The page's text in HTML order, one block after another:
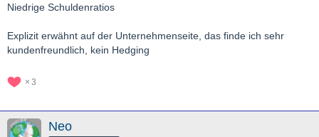
Niedrige Schuldenratios
Explizit erwähnt auf der Unternehmenseite, das finde ich sehr
kundenfreundlich, kein Hedging
3
Neo